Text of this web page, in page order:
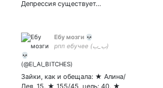
Депрессия существует...
Ебу мозги 💀
рпп ебучее (ب_ب)
Зайки, как и обещала: ★ Алина/
Лея, 15. ★ 155/45, цель: 40. ★